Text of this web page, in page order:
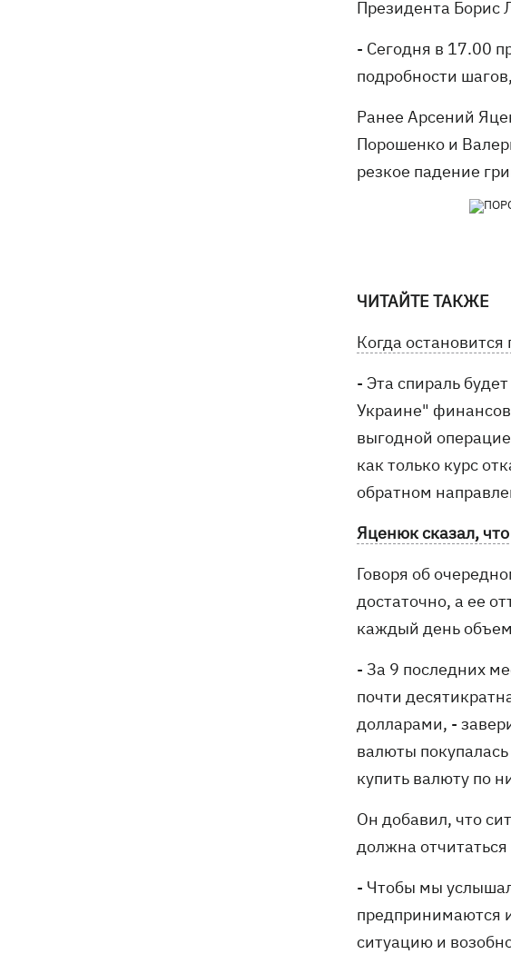
Президента Борис
- Сегодня в 17.00
подробности
Ранее Арсений
Порошенко и
резкое падение
ЧИТАЙТЕ ТАКЖЕ
Когда
- Эта спираль
Украине"
выгодной
как только курс
обратном
Яценюк сказал,
Говоря об
достаточно, а ее
каждый день
- За 9 последних
почти
долларами, -
валюты
купить валюту по
Он добавил, что
должна
- Чтобы мы
предпринимаются
ситуацию и